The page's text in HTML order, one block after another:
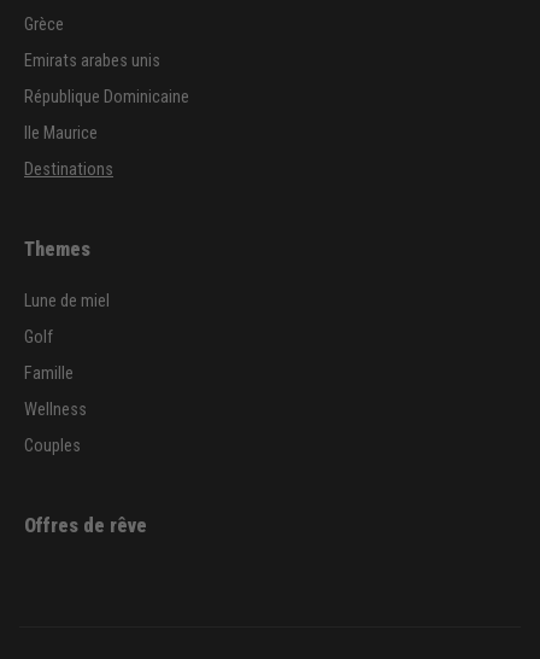
Grèce
Emirats arabes unis
République Dominicaine
Ile Maurice
Destinations
Themes
Lune de miel
Golf
Famille
Wellness
Couples
Offres de rêve